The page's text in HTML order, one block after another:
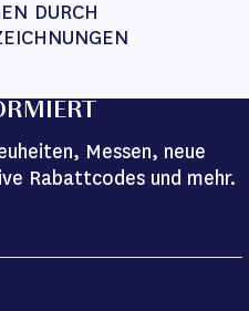
DURCH
Messen, neue
Rabattcodes und mehr.